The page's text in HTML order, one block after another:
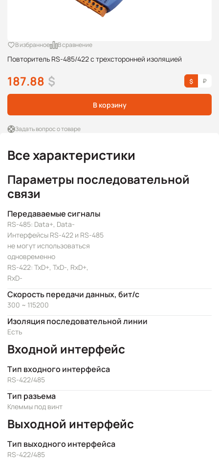
Повторитель RS-485/422 с трехсторонней изоляцией
В избранное В сравнение
187.88 $
В корзину
Задать вопрос о товаре
Все характеристики
Параметры последовательной
связи
Передаваемые сигналы
RS-485: Data+, Data-
Интерфейсы RS-422 и RS-485
не могут использоваться
одновременно
RS-422: TxD+, TxD-, RxD+,
RxD-
Скорость передачи данных, бит/с
300 ~ 115200
Изоляция последовательной линии
Есть
Входной интерфейс
Тип входного интерфейса
RS-422/485
Тип разъема
Клеммы под винт
Выходной интерфейс
Тип выходного интерфейса
RS-422/485